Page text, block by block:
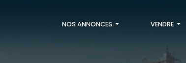
NOS ANNONCES VENDRE